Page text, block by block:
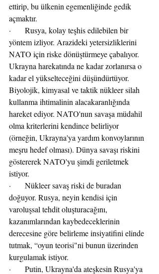
ettirip, bu ülkenin egemenliğinde gedik
açmaktır.
·       Rusya, kolay teşhis edilebilen bir
yöntem izliyor. Arazideki yetersizliklerini
NATO için riske dönüştürmeye çabalıyor.
Ukrayna harekatında ne kadar zorlanırsa o
kadar el yükselteceğini düşündürtüyor.
Biyolojik, kimyasal ve taktik nükleer silah
kullanma ihtimalinin alacakaranlığında
hareket ediyor. NATO'nun savaşa müdahil
olma kriterlerini kendince belirliyor
(örneğin, Ukrayna'ya yardım konvoylarının
meşru hedef olması). Dünya savaşı riskini
göstererek NATO'yu şimdi geriletmek
istiyor.
·       Nükleer savaş riski de buradan
doğuyor. Rusya, neyin kendisi için
varoluşsal tehdit oluşturacağını,
kazanımlarından kaybedeceklerinin
derecesine göre belirleme insiyatifini elinde
tutmak, “oyun teorisi"ni bunun üzerinden
kurgulamak istiyor.
·       Putin, Ukrayna'da ateşkesin Rusya'ya